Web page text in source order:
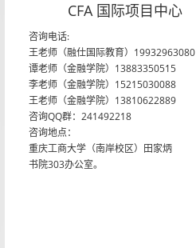
CFA 国际项目中心
咨询电话:
王老师（融仕国际教育）19932963080
谭老师（金融学院）13883350515
李老师（金融学院）15215030088
王老师（金融学院）13810622889
咨询QQ群：241492218
咨询地点：
重庆工商大学（南岸校区）田家炳
书院303办公室。